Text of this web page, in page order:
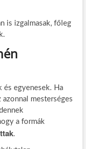
is izgalmasak, főleg
egyenesek. Ha
mesterséges
a formák
.